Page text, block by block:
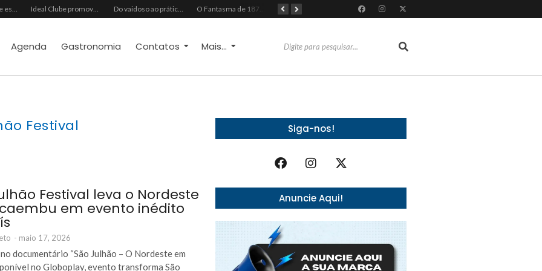
Grupo Chocolate estreia na Europa com primeira turnê internacional Ideal Clube promove programação especial para celebrar o Dia dos Pais com música, gastronomia e lazer para toda a família Do vaidoso ao prático: veja lista com ideias de presentes Avon para cada perfil de pai O Fantasma de 1877 e o Alerta de 2027: O Reciprocidalismo Como Escudo Contra o Novo El NiñoPh.D. Nizomar Falcão
Agenda Gastronomia Contatos Mais...
Festival
Festival leva o Nordeste
em evento inédito
- maio 17, 2026
documentário “São Julhão – O Nordeste em
no Globoplay, evento transforma São
Siga-nos!
Anuncie Aqui!